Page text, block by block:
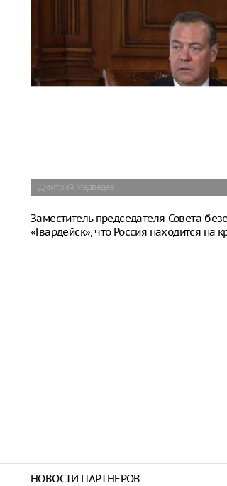
Дмитрий Медведев
Заместитель председателя Совета
«Гвардейск», что Россия находится
НОВОСТИ ПАРТНЕРОВ